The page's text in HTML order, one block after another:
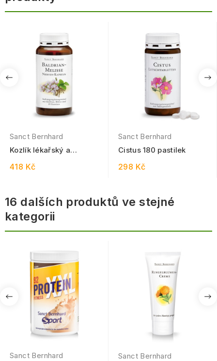
Sanct Bernhard
Kozlík lékařský a
240 kapslí
418 Kč
Sanct Bernhard
Cistus 180 pastilek
298 Kč
16 dalších produktů ve stejné
kategorii
Sanct Bernhard Sanct Bernhard